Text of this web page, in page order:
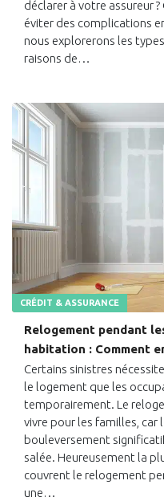
déclarer à votre assureur
éviter des complications
nous explorerons les
raisons de…
CRÉDIT & ASSURANCE
Relogement pendant
habitation : Comment
Certains sinistres
le logement que les
temporairement. Le
vivre pour les familles,
bouleversement
salée. Heureusement la
couvrent le relogement
une…